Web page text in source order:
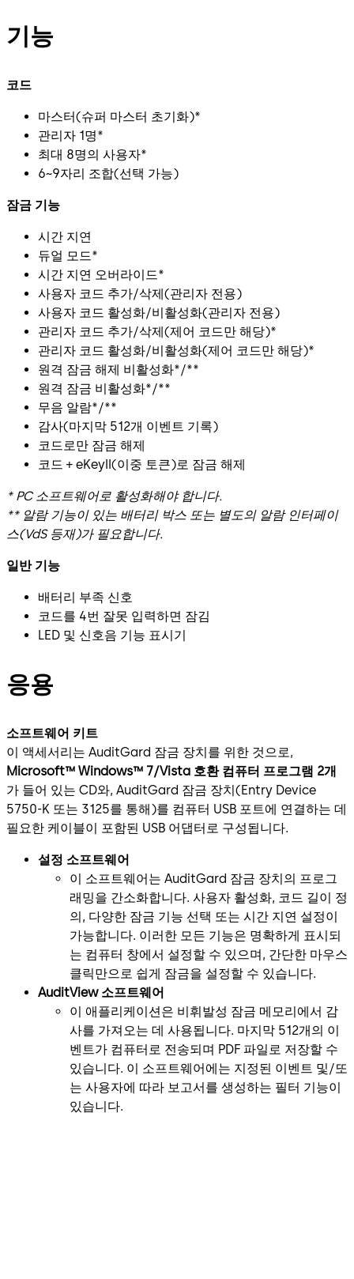
기능
코드
마스터(슈퍼 마스터 초기화)*
관리자 1명*
최대 8명의 사용자*
6~9자리 조합(선택 가능)
잠금 기능
시간 지연
듀얼 모드*
시간 지연 오버라이드*
사용자 코드 추가/삭제(관리자 전용)
사용자 코드 활성화/비활성화(관리자 전용)
관리자 코드 추가/삭제(제어 코드만 해당)*
관리자 코드 활성화/비활성화(제어 코드만 해당)*
원격 잠금 해제 비활성화*/**
원격 잠금 비활성화*/**
무음 알람*/**
감사(마지막 512개 이벤트 기록)
코드로만 잠금 해제
코드 + eKeyII(이중 토큰)로 잠금 해제
* PC 소프트웨어로 활성화해야 합니다.
** 알람 기능이 있는 배터리 박스 또는 별도의 알람 인터페이
스(VdS 등재)가 필요합니다.
일반 기능
배터리 부족 신호
코드를 4번 잘못 입력하면 잠김
LED 및 신호음 기능 표시기
응용
소프트웨어 키트
이 액세서리는 AuditGard 잠금 장치를 위한 것으로,
Microsoft™ Windows™ 7/Vista 호환 컴퓨터 프로그램 2개
가 들어 있는 CD와, AuditGard 잠금 장치(Entry Device
5750-K 또는 3125를 통해)를 컴퓨터 USB 포트에 연결하는 데
필요한 케이블이 포함된 USB 어댑터로 구성됩니다.
설정 소프트웨어
이 소프트웨어는 AuditGard 잠금 장치의 프로그
래밍을 간소화합니다. 사용자 활성화, 코드 길이 정
의, 다양한 잠금 기능 선택 또는 시간 지연 설정이
가능합니다. 이러한 모든 기능은 명확하게 표시되
는 컴퓨터 창에서 설정할 수 있으며, 간단한 마우스
클릭만으로 쉽게 잠금을 설정할 수 있습니다.
AuditView 소프트웨어
이 애플리케이션은 비휘발성 잠금 메모리에서 감
사를 가져오는 데 사용됩니다. 마지막 512개의 이
벤트가 컴퓨터로 전송되며 PDF 파일로 저장할 수
있습니다. 이 소프트웨어에는 지정된 이벤트 및/또
는 사용자에 따라 보고서를 생성하는 필터 기능이
있습니다.